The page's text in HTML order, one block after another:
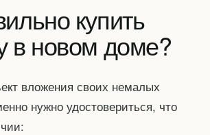
купить
в новом доме?
вложения своих немалых
нужно удостовериться, что